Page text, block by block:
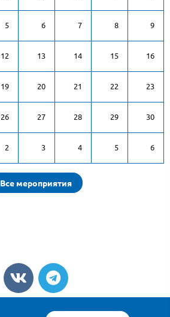
5 6 7 8 9
12 13 14 15 16
19 20 21 22 23
26 27 28 29 30
2 3 4 5 6
Все мероприятия